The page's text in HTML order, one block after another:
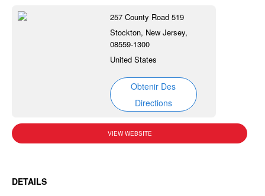
257 County Road 519
Stockton, New Jersey,
08559-1300
United States
Obtenir Des
Directions
VIEW WEBSITE
DETAILS